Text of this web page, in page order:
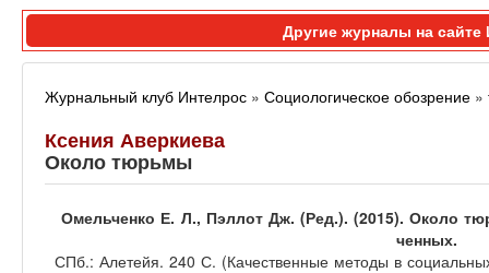
Другие журналы на
Журнальный клуб Интелрос » Социологическое обозрение »
Ксения Аверкиева
Около тюрьмы
Омельченко Е. Л., Пэллот Дж. (Ред.). (2015). Около
ченных.
СПб.: Алетейя. 240 С. (Качественные методы в